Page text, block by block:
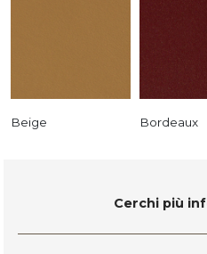
Beige Bordeaux
Cerchi più